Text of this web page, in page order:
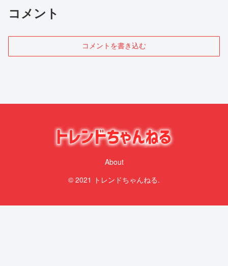
コメント
コメントを書き込む
About
© 2021 トレンドちゃんねる.